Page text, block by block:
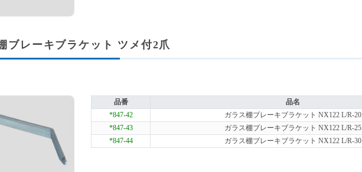
ブレーキブラケット ツメ付2爪
品番
品名
*847-42
ガラス棚ブレーキブラケット NX122 L/R-20
*847-43
ガラス棚ブレーキブラケット NX122 L/R-25
*847-44
ガラス棚ブレーキブラケット NX122 L/R-30